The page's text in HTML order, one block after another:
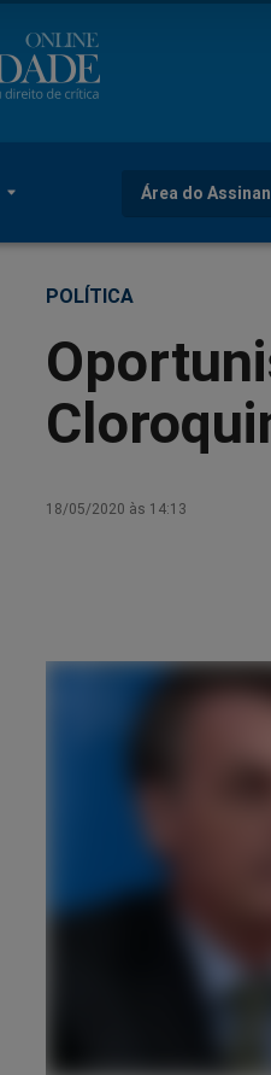
Área do
POLÍTICA
18/05/2020 às 14:13